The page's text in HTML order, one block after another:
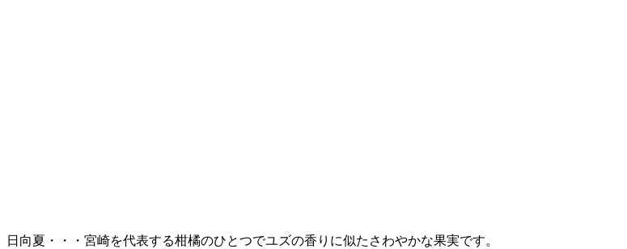
日向夏・・・宮崎を代表する柑橘のひとつでユズの香りに似たさわやかな果実です。